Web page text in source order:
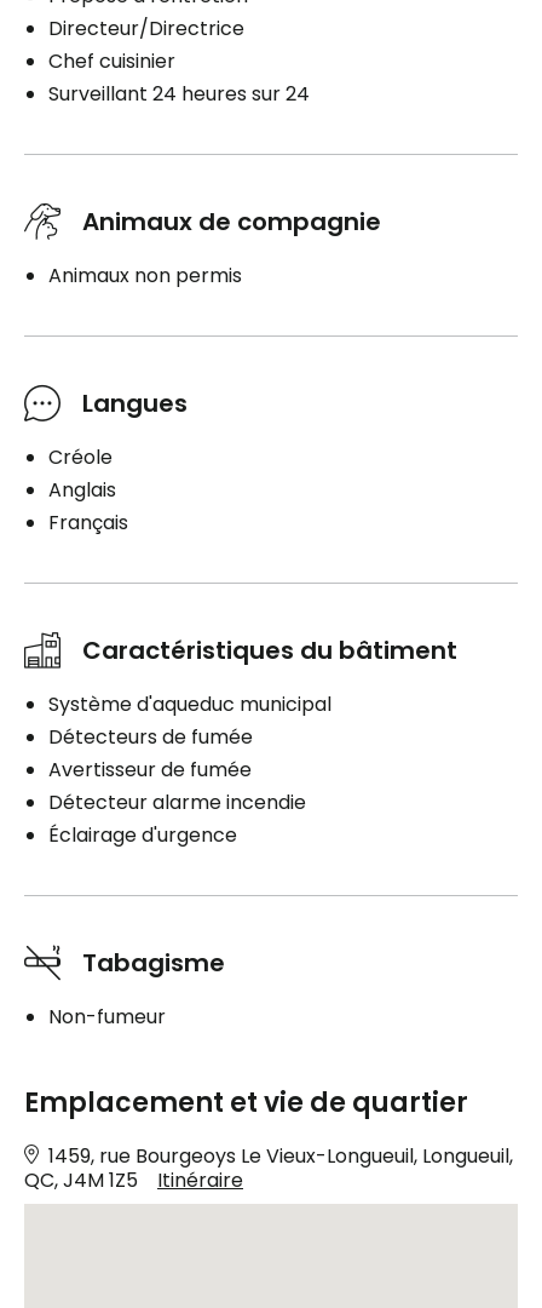
Directeur/Directrice
Chef cuisinier
Surveillant 24 heures sur 24
Animaux de compagnie
Animaux non permis
Langues
Créole
Anglais
Français
Caractéristiques du bâtiment
Système d'aqueduc municipal
Détecteurs de fumée
Avertisseur de fumée
Détecteur alarme incendie
Éclairage d'urgence
Tabagisme
Non-fumeur
Emplacement et vie de quartier
1459, rue Bourgeoys Le Vieux-Longueuil, Longueuil,
QC, J4M 1Z5
Itinéraire